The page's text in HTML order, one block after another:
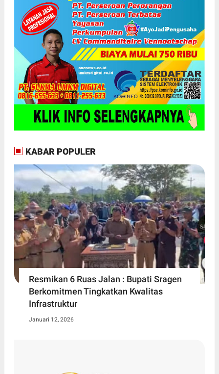
KABAR POPULER
Resmikan 6 Ruas Jalan : Bupati Sragen
Berkomitmen Tingkatkan Kwalitas
Infrastruktur
Januari 12, 2026